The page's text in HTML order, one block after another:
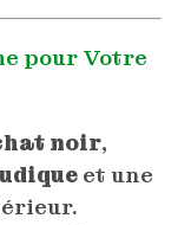
pour Votre
noir,
et une